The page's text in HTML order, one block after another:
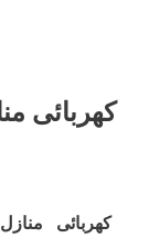
كهربائى
كهربائى